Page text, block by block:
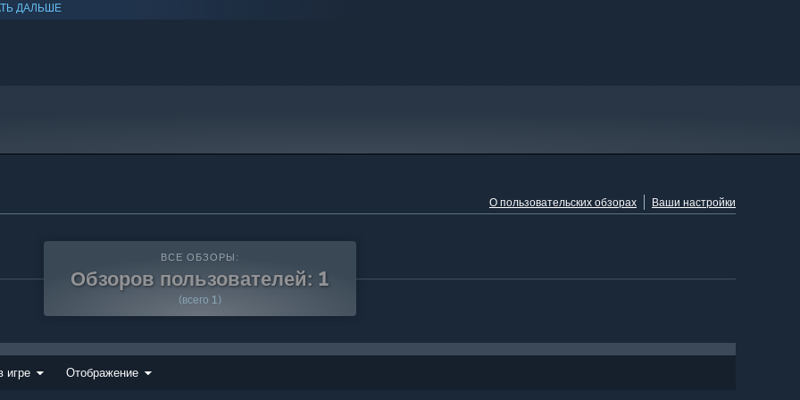
ДАЛЬШЕ
О пользовательских обзорах Ваши настройки
ВСЕ ОБЗОРЫ:
Обзоров пользователей: 1
(всего 1)
игре Отображение